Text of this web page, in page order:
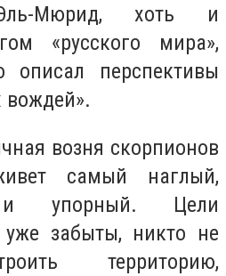
Мюрид, хоть и
«русского мира»,
описал перспективы
вождей».
возня скорпионов
самый наглый,
и упорный. Цели
уже забыты, никто не
территорию,